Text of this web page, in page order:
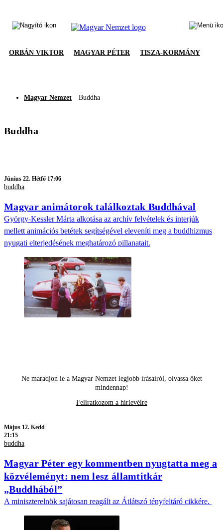
ORBÁN VIKTOR MAGYAR PÉTER TISZA-KORMÁNY
Magyar Nemzet Buddha
Buddha
Június 22. Hétfő 17:06
buddha
Magyar animátorok találkoztak Buddhával
György-Kessler Márta alkotása az archív felvételek és interjúk
mellett animációs betétek segítségével eleveníti meg a buddhizmus
nyugati elterjedésének meghatározó pillanatait.
Ne maradjon le a Magyar Nemzet legjobb írásairól, olvassa őket
mindennap!
Feliratkozom a hírlevélre
Május 12. Kedd
21:15
buddha
Magyar Péter egy kommentben nyugtatta meg a
közvéleményt: nem lesz államtitkár
„Buddhából”
A miniszterelnök sajátosan reagált az Átlátszó tényfeltáró cikkére.